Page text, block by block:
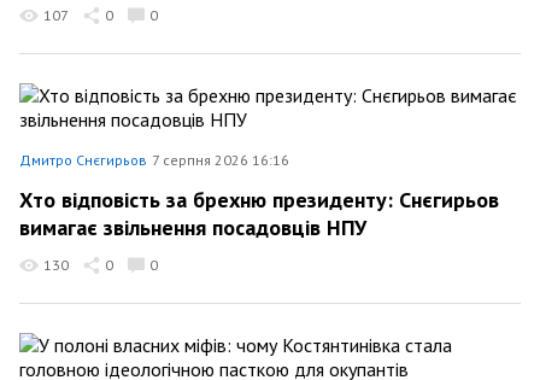
107 0 0
Дмитро Снєгирьов 7 серпня 2026 16:16
Хто відповість за брехню президенту: Снєгирьов
вимагає звільнення посадовців НПУ
130 0 0